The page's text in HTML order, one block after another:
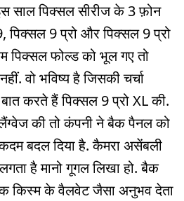
साल पिक्सल सीरीज के 3 फ़ोन
पिक्सल 9 प्रो और पिक्सल 9 प्रो
पिक्सल फोल्ड को भूल गए तो
वो भविष्य है जिसकी चर्चा
करते हैं पिक्सल 9 प्रो XL की.
की तो कंपनी ने बैक पैनल को
बदल दिया है. कैमरा असेंबली
है मानो गूगल लिखा हो. बैक
किस्म के वैलवेट जैसा अनुभव देता